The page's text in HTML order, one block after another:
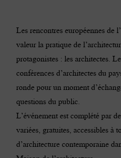
Les rencontres européennes de
valeur la pratique de
protagonistes : les architectes.
conférences d’architectes du
ronde pour un moment
questions du public.
L’événement est complété par
variées, gratuites, accessibles à
d’architecture contemporaine